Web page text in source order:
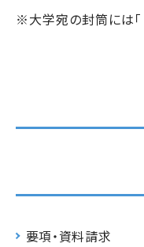
※大学宛の封筒には「
要項・資料請求